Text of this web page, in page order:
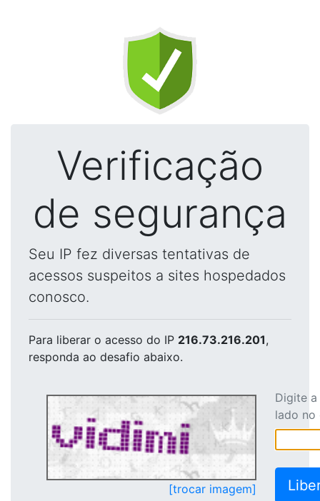
Verificação
de segurança
Seu IP fez diversas tentativas de
acessos suspeitos a sites hospedados
conosco.
Para liberar o acesso do IP 216.73.216.201,
responda ao desafio abaixo.
[trocar imagem]
Digite
lado no